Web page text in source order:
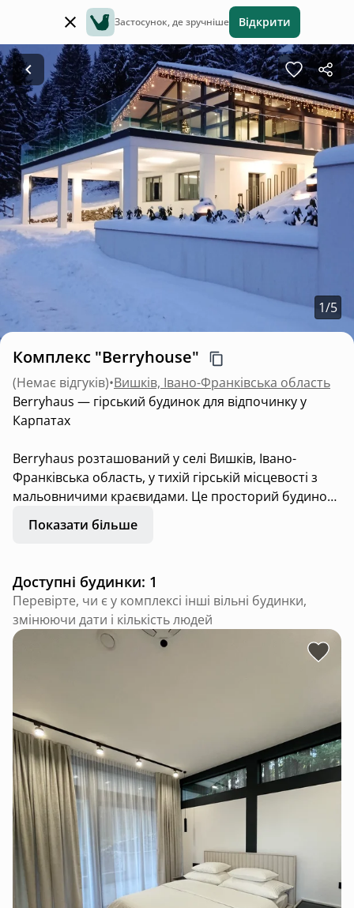
Застосунок, де зручніше Відкрити
1/5
Комплекс "Berryhouse"
(Немає відгуків)•Вишків, Івано-Франківська область
Berryhaus — гірський будинок для відпочинку у
Карпатах
Berryhaus розташований у селі Вишків, Івано-
Франківська область, у тихій гірській місцевості з
мальовничими краєвидами. Це просторий будинок
площею 130 м², розрахований на комфортне
проживання 6 гостей.
У будинку — велика кухня-вітальня з панорамними
вікнами та видом на гори, дві спальні з
двоспальними ліжками, ігрова кімната з
двоспальним диваном та три окремі санвузли.
У нас є велика тераса, чан, сезонний басейн та зона
Електрозабезпечення автономне та безперебійне,
що гарантує комфорт незалежно від зовнішніх умов.
Поруч — гірські маршрути для прогулянок, ліси,
полонини та автентичні карпатські села. Berryhaus
ідеально підходить для сімей, пар або невеликих
компаній, які шукають тишу, простір і комфорт у
горах.
Показати більше
Доступні будинки: 1
Перевірте, чи є у комплексі інші вільні будинки,
змінюючи дати і кількість людей